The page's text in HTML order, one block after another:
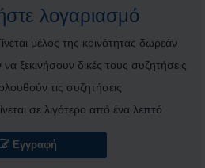
λογαριασμό
μέλος της κοινότητας δωρεάν
ξεκινήσουν δικές τους συζητήσεις
τις συζητήσεις
σε λιγότερο από ένα λεπτό
Εγγραφή